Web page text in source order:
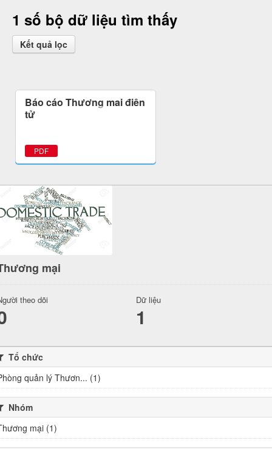
1 số bộ dữ liệu tìm thấy
Kết quả lọc
Báo cáo Thương mại điện
tử
PDF
mại
theo dõi Dữ liệu
1
Tổ chức
quản lý Thươn... (1)
Nhóm
mại (1)